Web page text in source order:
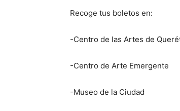
Recoge tus boletos en:
-Centro de las Artes de
-Centro de Arte Emergente
-Museo de la Ciudad